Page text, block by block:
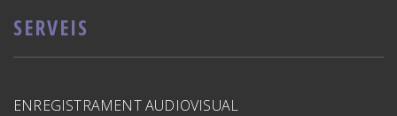
SERVEIS
ENREGISTRAMENT AUDIOVISUAL